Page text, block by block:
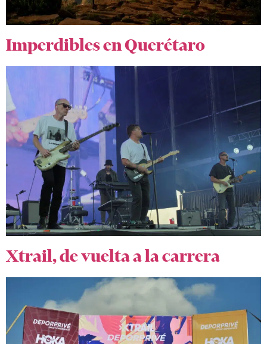
Imperdibles en Querétaro
Xtrail, de vuelta a la carrera